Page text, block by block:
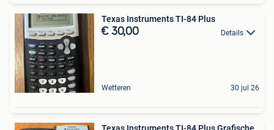
Texas Instruments TI-84 Plus
€ 30,00 Details
Wetteren 30 jul 26